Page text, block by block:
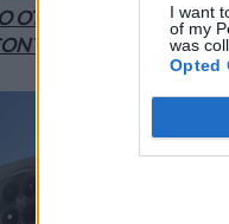
I want
of my
was
Opted
OTTAVO
E OFFERTE